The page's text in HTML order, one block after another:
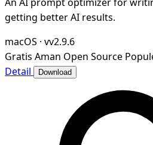
getting better AI results.
macOS · vv2.9.6
Gratis Aman Open Source
Detail
Download